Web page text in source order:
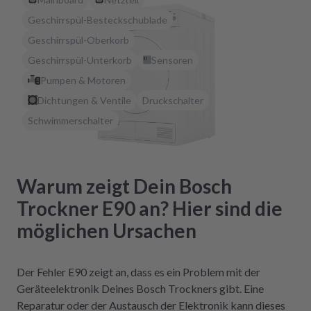
Geschirrspül-Besteckschublade
Geschirrspül-Oberkorb
Geschirrspül-Unterkorb
Sensoren
Pumpen & Motoren
Dichtungen & Ventile
Druckschalter
Schwimmerschalter
Warum zeigt Dein Bosch
Trockner E90 an? Hier sind die
möglichen Ursachen
Der Fehler E90 zeigt an, dass es ein Problem mit der
Geräteelektronik Deines Bosch Trockners gibt. Eine
Reparatur oder der Austausch der Elektronik kann dieses